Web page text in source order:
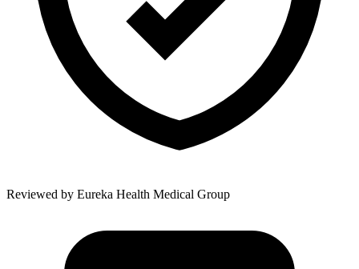
Reviewed by Eureka Health Medical Group